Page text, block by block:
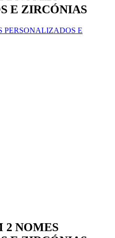
E ZIRCÓNIAS
PERSONALIZADOS E
2 NOMES